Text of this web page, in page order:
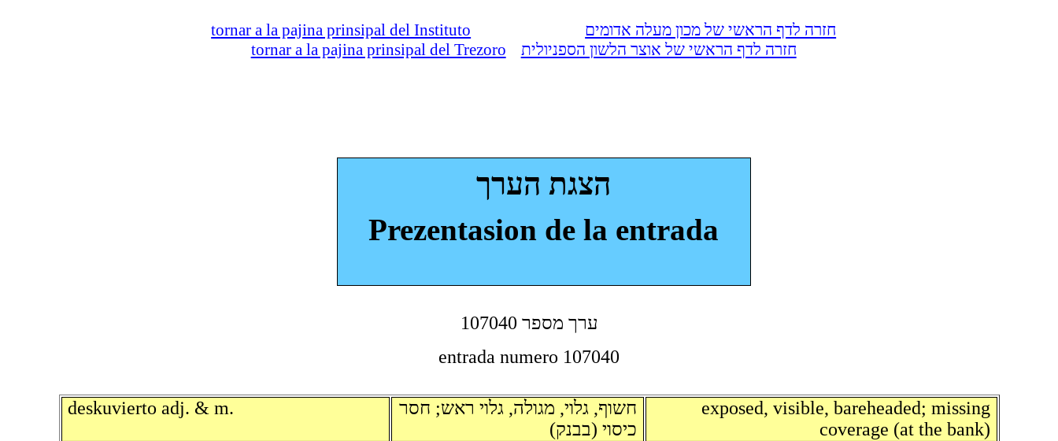
חזרה לדף הראשי של מכון מעלה אדומים
tornar a la pajina prinsipal del Instituto
חזרה לדף הראשי של אוצר הלשון הספניולית
tornar a la pajina prinsipal del Trezoro
הצגת הערך
Prezentasion de la entrada
107040 ערך מספר
entrada numero 107040
deskuvierto adj. & m.
חשוף, גלוי, מגולה, גלוי ראש; חסר
כיסוי (בבנק)
exposed, visible, bareheaded; missing
coverage (at the bank)